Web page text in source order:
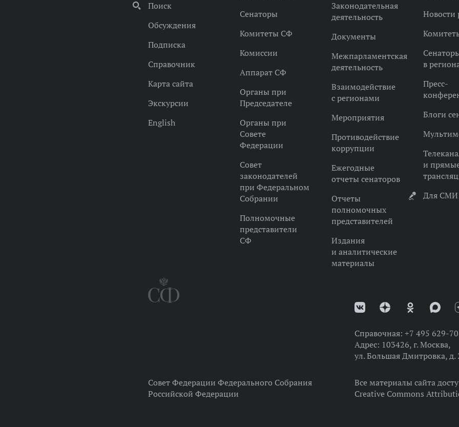
Поиск
Обсуждения
Подписка
Справочник
Карта сайта
Экскурсии
English
Сенаторы
Комитеты СФ
Комиссии
Аппарат СФ
Органы при
Председателе
Органы при
Совете
Федерации
Совет
законодателей
при Федеральном
Собрании
Полномочные
представители
СФ
Законодательная
деятельность
Документы
Межпарламентская
деятельность
Взаимодействие
с регионами
Мероприятия
Противодействие
коррупции
Ежегодные
отчеты сенаторов
Отчеты
полномочных
представителей
Издания
и аналитические
материалы
Новости
в
Пресс-
Блоги
и
Для СМИ
Справочная: +7 495 629-
Адрес: 103426, г. Москва,
ул. Большая Дмитровка, д.
Совет Федерации Федерального Собрания
Российской Федерации
Все материалы сайта
Creative Commons